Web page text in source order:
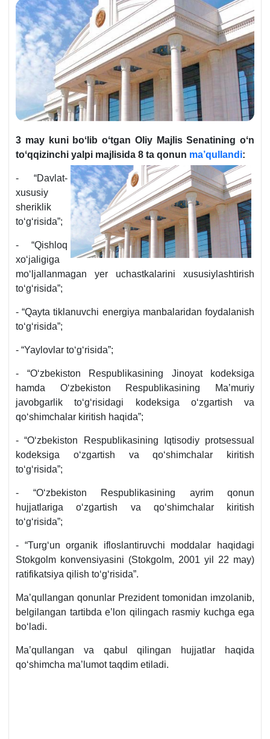
3 may kuni boʻlib oʻtgan Oliy Majlis Senatining oʻn
toʻqqizinchi yalpi majlisida 8 ta qonun ma’qullandi:
- “Davlat-
хususiy
sheriklik
toʻgʻrisida”;
- “Qishloq
хoʻjaligiga
moʻljallanmagan yer uchastkalarini хususiylashtirish
toʻgʻrisida”;
- “Qayta tiklanuvchi energiya manbalaridan foydalanish
toʻgʻrisida”;
- “Yaylovlar toʻgʻrisida”;
- “Oʻzbekiston Respublikasining Jinoyat kodeksiga
hamda Oʻzbekiston Respublikasining Ma’muriy
javobgarlik toʻgʻrisidagi kodeksiga oʻzgartish va
qoʻshimchalar kiritish haqida”;
- “Oʻzbekiston Respublikasining Iqtisodiy protsessual
kodeksiga oʻzgartish va qoʻshimchalar kiritish
toʻgʻrisida”;
- “Oʻzbekiston Respublikasining ayrim qonun
hujjatlariga oʻzgartish va qoʻshimchalar kiritish
toʻgʻrisida”;
- “Turgʻun organik ifloslantiruvchi moddalar haqidagi
Stokgolm konvensiyasini (Stokgolm, 2001 yil 22 may)
ratifikatsiya qilish toʻgʻrisida”.
Ma’qullangan qonunlar Prezident tomonidan imzolanib,
belgilangan tartibda e’lon qilingach rasmiy kuchga ega
boʻladi.
Ma’qullangan va qabul qilingan hujjatlar haqida
qoʻshimcha ma’lumot taqdim etiladi.